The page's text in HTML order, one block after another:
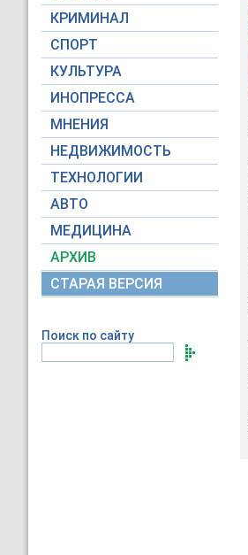
КРИМИНАЛ
СПОРТ
КУЛЬТУРА
ИНОПРЕССА
МНЕНИЯ
НЕДВИЖИМОСТЬ
ТЕХНОЛОГИИ
АВТО
МЕДИЦИНА
АРХИВ
СТАРАЯ ВЕРСИЯ
Поиск по сайту